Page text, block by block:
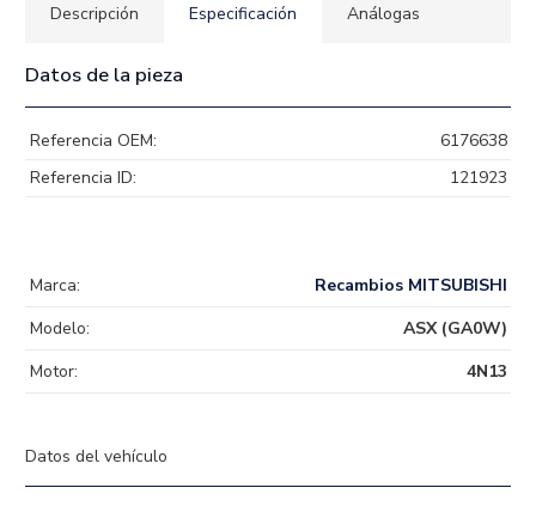
Descripción Especificación Análogas
Datos de la pieza
Referencia OEM:
6176638
Referencia ID:
121923
Marca:
Recambios MITSUBISHI
Modelo:
ASX (GA0W)
Motor:
4N13
Datos del vehículo